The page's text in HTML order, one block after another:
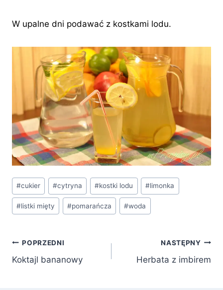
W upalne dni podawać z kostkami lodu.
Tagi
wpisu:
#cukier #cytryna #kostki lodu #limonka
#listki mięty #pomarańcza #woda
Nawigacja
wpisu
POPRZEDNI
Koktajl bananowy
NASTĘPNY
Herbata z imbirem